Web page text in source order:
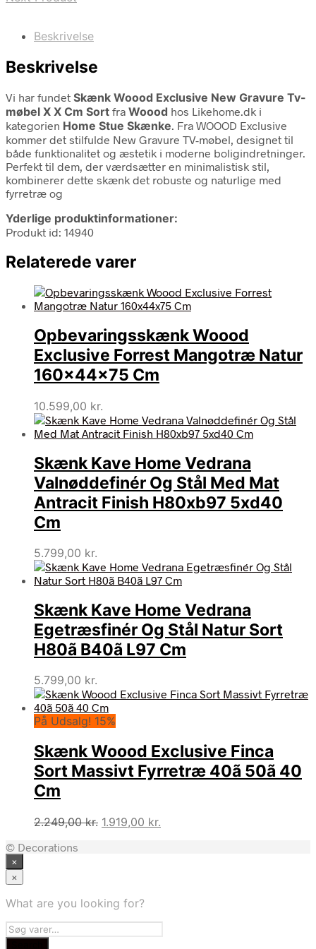
Beskrivelse
Beskrivelse
Vi har fundet Skænk Woood Exclusive New Gravure Tv-
møbel X X Cm Sort fra Woood hos Likehome.dk i
kategorien Home Stue Skænke. Fra WOOOD Exclusive
kommer det stilfulde New Gravure TV-møbel, designet til
både funktionalitet og æstetik i moderne boligindretninger.
Perfekt til dem, der værdsætter en minimalistisk stil,
kombinerer dette skænk det robuste og naturlige med
fyrretræ og
Yderlige produktinformationer:
Produkt id: 14940
Relaterede varer
Opbevaringsskænk Woood
Exclusive Forrest Mangotræ Natur
160x44x75 Cm
10.599,00 kr.
Skænk Kave Home Vedrana
Valnøddefinér Og Stål Med Mat
Antracit Finish H80xb97 5xd40
Cm
5.799,00 kr.
Skænk Kave Home Vedrana
Egetræsfinér Og Stål Natur Sort
H80ã B40ã L97 Cm
5.799,00 kr.
På Udsalg! 15%
Skænk Woood Exclusive Finca
Sort Massivt Fyrretræ 40ã 50ã 40
Cm
2.249,00kr. Den
1.919,00 kr.
© Decorations
×
×
What are you looking for?